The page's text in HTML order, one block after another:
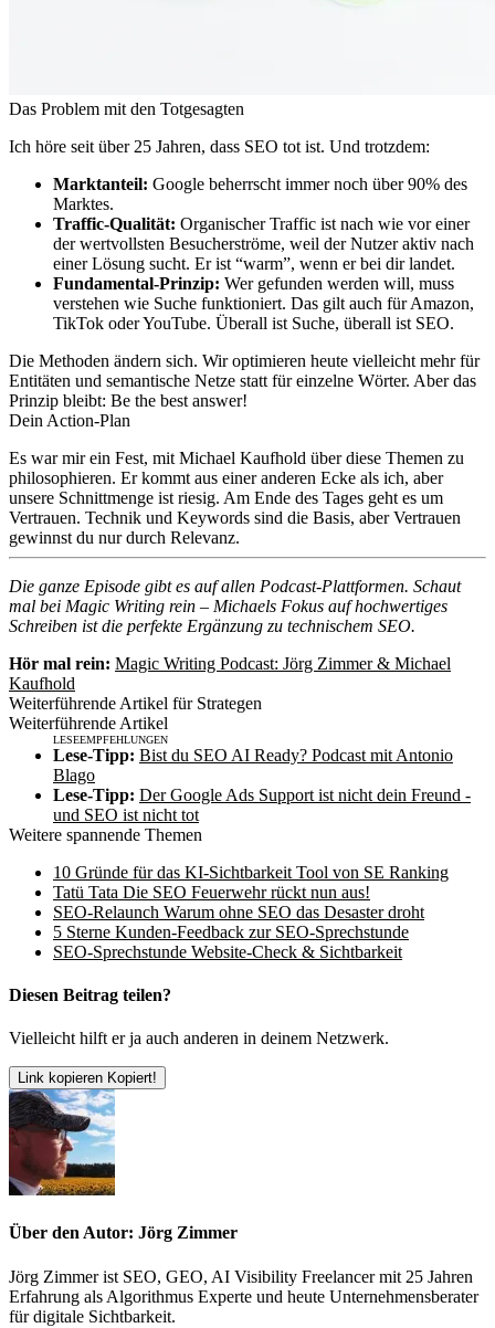
Das Problem mit den Totgesagten
Ich höre seit über 25 Jahren, dass SEO tot ist. Und trotzdem:
Marktanteil: Google beherrscht immer noch über 90% des
Marktes.
Traffic-Qualität: Organischer Traffic ist nach wie vor einer
der wertvollsten Besucherströme, weil der Nutzer aktiv nach
einer Lösung sucht. Er ist “warm”, wenn er bei dir landet.
Fundamental-Prinzip: Wer gefunden werden will, muss
verstehen wie Suche funktioniert. Das gilt auch für Amazon,
TikTok oder YouTube. Überall ist Suche, überall ist SEO.
Die Methoden ändern sich. Wir optimieren heute vielleicht mehr für
Entitäten und semantische Netze statt für einzelne Wörter. Aber das
Prinzip bleibt: Be the best answer!
Dein Action-Plan
Es war mir ein Fest, mit Michael Kaufhold über diese Themen zu
philosophieren. Er kommt aus einer anderen Ecke als ich, aber
unsere Schnittmenge ist riesig. Am Ende des Tages geht es um
Vertrauen. Technik und Keywords sind die Basis, aber Vertrauen
gewinnst du nur durch Relevanz.
Die ganze Episode gibt es auf allen Podcast-Plattformen. Schaut
mal bei Magic Writing rein – Michaels Fokus auf hochwertiges
Schreiben ist die perfekte Ergänzung zu technischem SEO.
Hör mal rein: Magic Writing Podcast: Jörg Zimmer & Michael
Kaufhold
Weiterführende Artikel für Strategen
Weiterführende Artikel
Lese-Tipp: Bist du SEO AI Ready? Podcast mit Antonio
Blago
Lese-Tipp: Der Google Ads Support ist nicht dein Freund -
und SEO ist nicht tot
Weitere spannende Themen
10 Gründe für das KI-Sichtbarkeit Tool von SE Ranking
Tatü Tata Die SEO Feuerwehr rückt nun aus!
SEO-Relaunch Warum ohne SEO das Desaster droht
5 Sterne Kunden-Feedback zur SEO-Sprechstunde
SEO-Sprechstunde Website-Check & Sichtbarkeit
Diesen Beitrag teilen?
Vielleicht hilft er ja auch anderen in deinem Netzwerk.
Link kopieren Kopiert!
Über den Autor: Jörg Zimmer
Jörg Zimmer ist SEO, GEO, AI Visibility Freelancer mit 25 Jahren
Erfahrung als Algorithmus Experte und heute Unternehmensberater
für digitale Sichtbarkeit.